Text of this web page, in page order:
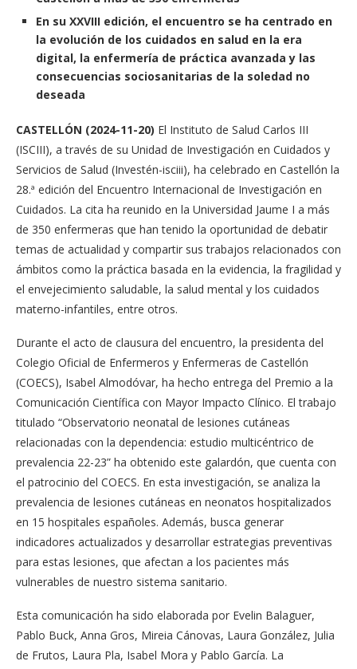
En su XXVIII edición, el encuentro se ha centrado en
la evolución de los cuidados en salud en la era
digital, la enfermería de práctica avanzada y las
consecuencias sociosanitarias de la soledad no
deseada
CASTELLÓN (2024-11-20) El Instituto de Salud Carlos III
(ISCIII), a través de su Unidad de Investigación en Cuidados y
Servicios de Salud (Investén-isciii), ha celebrado en Castellón la
28.ª edición del Encuentro Internacional de Investigación en
Cuidados. La cita ha reunido en la Universidad Jaume I a más
de 350 enfermeras que han tenido la oportunidad de debatir
temas de actualidad y compartir sus trabajos relacionados con
ámbitos como la práctica basada en la evidencia, la fragilidad y
el envejecimiento saludable, la salud mental y los cuidados
materno-infantiles, entre otros.
Durante el acto de clausura del encuentro, la presidenta del
Colegio Oficial de Enfermeros y Enfermeras de Castellón
(COECS), Isabel Almodóvar, ha hecho entrega del Premio a la
Comunicación Científica con Mayor Impacto Clínico. El trabajo
titulado “Observatorio neonatal de lesiones cutáneas
relacionadas con la dependencia: estudio multicéntrico de
prevalencia 22-23” ha obtenido este galardón, que cuenta con
el patrocinio del COECS. En esta investigación, se analiza la
prevalencia de lesiones cutáneas en neonatos hospitalizados
en 15 hospitales españoles. Además, busca generar
indicadores actualizados y desarrollar estrategias preventivas
para estas lesiones, que afectan a los pacientes más
vulnerables de nuestro sistema sanitario.
Esta comunicación ha sido elaborada por Evelin Balaguer,
Pablo Buck, Anna Gros, Mireia Cánovas, Laura González, Julia
de Frutos, Laura Pla, Isabel Mora y Pablo García. La